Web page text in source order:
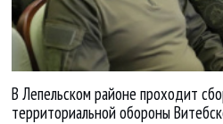
В Лепельском районе проходит
территориальной обороны